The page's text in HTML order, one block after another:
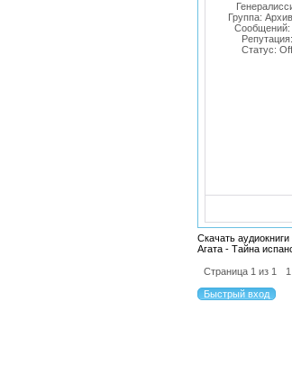
Группа:
Сообщений:
Репутация:
Статус:
Скачать
Агата - Тайна
Страница 1 из 1
1